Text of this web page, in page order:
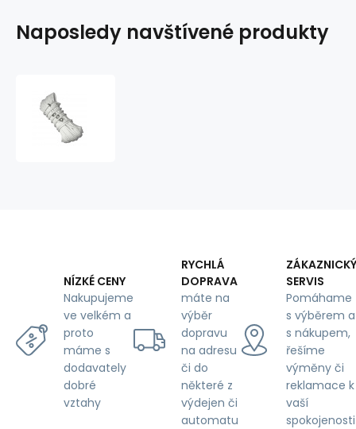
Naposledy navštívené produkty
NÍZKÉ CENY
Nakupujeme
ve velkém a
proto
máme s
dodavately
dobré
vztahy
RYCHLÁ
DOPRAVA
máte na
výběr
dopravu
na adresu
či do
některé z
výdejen či
automatu
ZÁKAZNICKÝ
SERVIS
Pomáhame
s výběrem a
s nákupem,
řešíme
výměny či
reklamace k
vaší
spokojenosti